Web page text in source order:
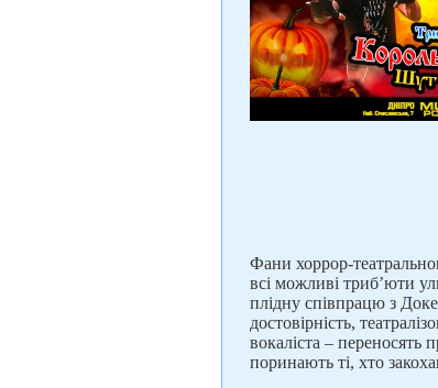
Фани хоррор-
всі можливі триб’юти
плідну співпрацю з
достовірність,
вокаліста – переносять
поринають ті, хто